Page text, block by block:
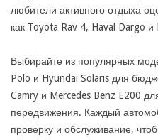
любители активного отдыха
как Toyota Rav 4, Haval Dargo и
Выбирайте из популярных
Polo и Hyundai Solaris для
Camry и Mercedes Benz E200
передвижения. Каждый
проверку и обслуживание,